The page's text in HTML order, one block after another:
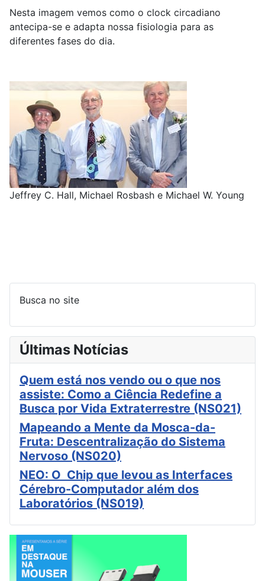
Nesta imagem vemos como o clock circadiano
antecipa-se e adapta nossa fisiologia para as
diferentes fases do dia.
Jeffrey C. Hall, Michael Rosbash e Michael W. Young
Busca no site
Últimas Notícias
Quem está nos vendo ou o que nos
assiste: Como a Ciência Redefine a
Busca por Vida Extraterrestre (NS021)
Mapeando a Mente da Mosca-da-
Fruta: Descentralização do Sistema
Nervoso (NS020)
NEO: O Chip que levou as Interfaces
Cérebro-Computador além dos
Laboratórios (NS019)